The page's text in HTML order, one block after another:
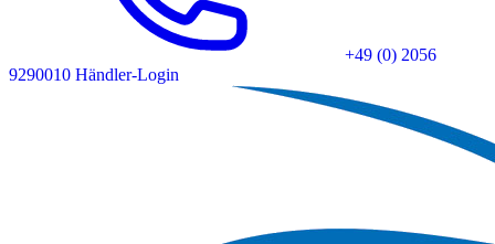
+49 (0) 2056
9290010 Händler-Login